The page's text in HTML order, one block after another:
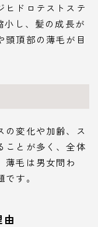
ヒドロテストステ
小し、髪の成長が
頭頂部の薄毛が目
の変化や加齢、ス
ことが多く、全体
薄毛は男女問わ
す。